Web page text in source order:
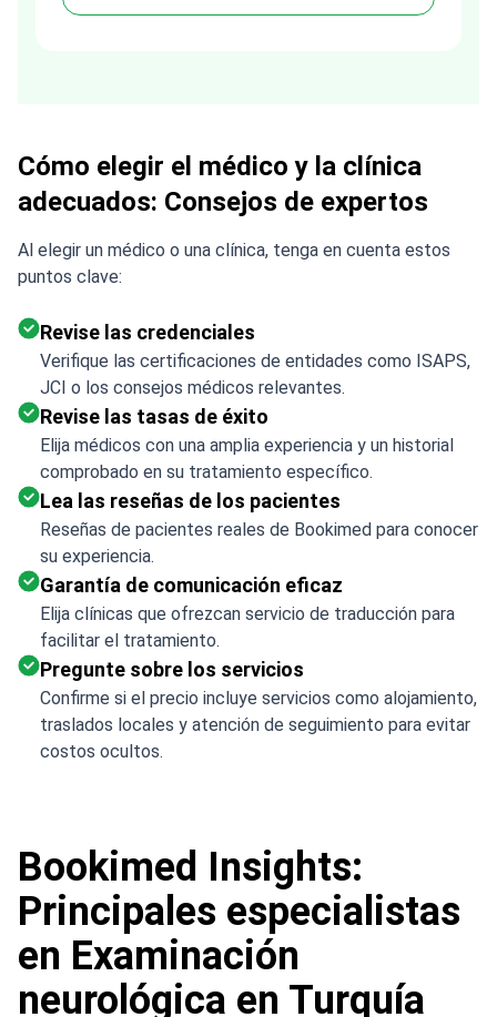
Cómo elegir el médico y la clínica
adecuados: Consejos de expertos
Al elegir un médico o una clínica, tenga en cuenta estos
puntos clave:
Revise las credenciales
Verifique las certificaciones de entidades como ISAPS,
JCI o los consejos médicos relevantes.
Revise las tasas de éxito
Elija médicos con una amplia experiencia y un historial
comprobado en su tratamiento específico.
Lea las reseñas de los pacientes
Reseñas de pacientes reales de Bookimed para conocer
su experiencia.
Garantía de comunicación eficaz
Elija clínicas que ofrezcan servicio de traducción para
facilitar el tratamiento.
Pregunte sobre los servicios
Confirme si el precio incluye servicios como alojamiento,
traslados locales y atención de seguimiento para evitar
costos ocultos.
Bookimed Insights:
Principales especialistas
en Examinación
neurológica en Turquía